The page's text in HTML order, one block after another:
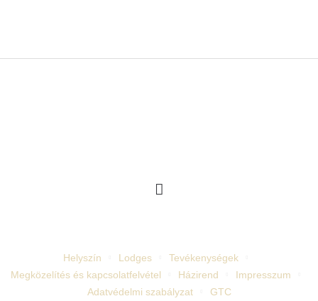
Helyszín Lodges
Tevékenységek
Megközelítés és kapcsolatfelvétel
Házirend
Impresszum
Adatvédelmi szabályzat
GTC